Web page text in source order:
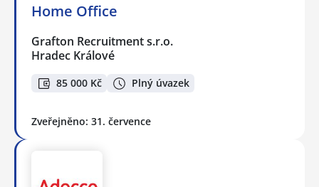
Home Office
Grafton Recruitment s.r.o.
Hradec Králové
85 000 Kč Plný úvazek
Zveřejněno: 31. července